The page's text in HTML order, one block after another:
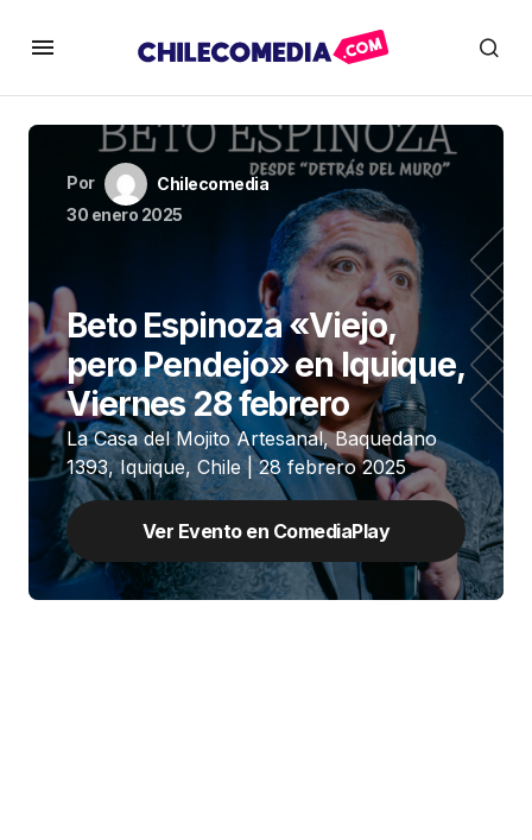
Por
Chilecomedia
30 enero 2025
Beto Espinoza «Viejo,
pero Pendejo» en Iquique,
Viernes 28 febrero
La Casa del Mojito Artesanal, Baquedano
1393, Iquique, Chile | 28 febrero 2025
Ver Evento en ComediaPlay